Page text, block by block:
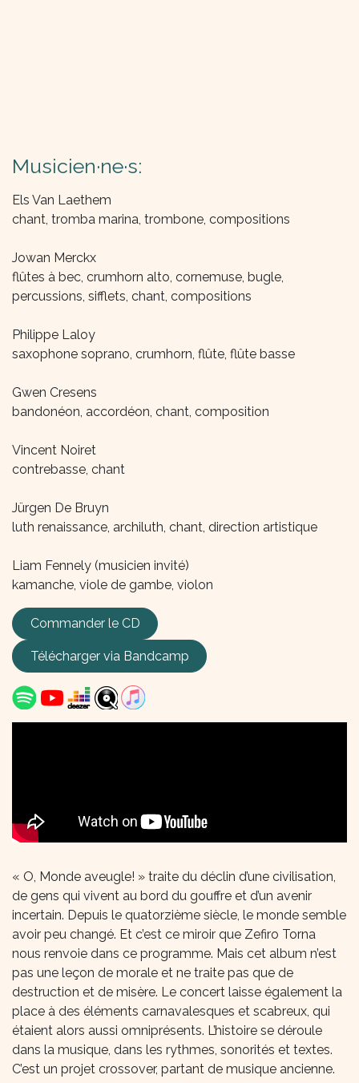
Musicien·ne·s:
Els Van Laethem
chant, tromba marina, trombone, compositions
Jowan Merckx
flûtes à bec, crumhorn alto, cornemuse, bugle,
percussions, sifflets, chant, compositions
Philippe Laloy
saxophone soprano, crumhorn, flûte, flûte basse
Gwen Cresens
bandonéon, accordéon, chant, composition
Vincent Noiret
contrebasse, chant
Jürgen De Bruyn
luth renaissance, archiluth, chant, direction artistique
Liam Fennely (musicien invité)
kamanche, viole de gambe, violon
Commander le CD
Télécharger via Bandcamp
« O, Monde aveugle! » traite du déclin d’une civilisation,
de gens qui vivent au bord du gouffre et d’un avenir
incertain. Depuis le quatorzième siècle, le monde semble
avoir peu changé. Et c’est ce miroir que Zefiro Torna
nous renvoie dans ce programme. Mais cet album n’est
pas une leçon de morale et ne traite pas que de
destruction et de misère. Le concert laisse également la
place à des éléments carnavalesques et scabreux, qui
étaient alors aussi omniprésents. L’histoire se déroule
dans la musique, dans les rythmes, sonorités et textes.
C’est un projet crossover, partant de musique ancienne.